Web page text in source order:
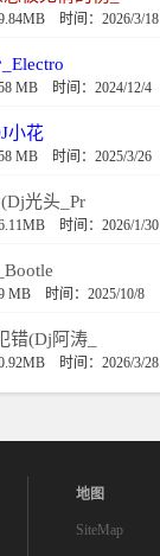
时间：2026/3/18
MB 时间：2024/12/4
小花
MB 时间：2025/3/26
光头_Pr
时间：2026/1/30
MB 时间：2025/10/8
错(Dj阿涛_
时间：2026/3/28
地图
SiteMap